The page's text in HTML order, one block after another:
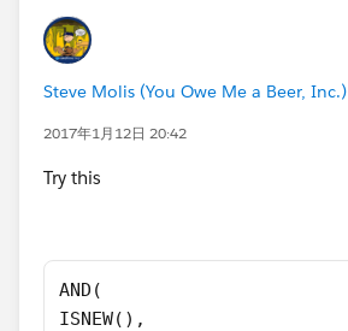
)
Steve Molis (You Owe Me a Beer, Inc.)
2017年1月12日 20:42
Try this
AND(
ISNEW(),